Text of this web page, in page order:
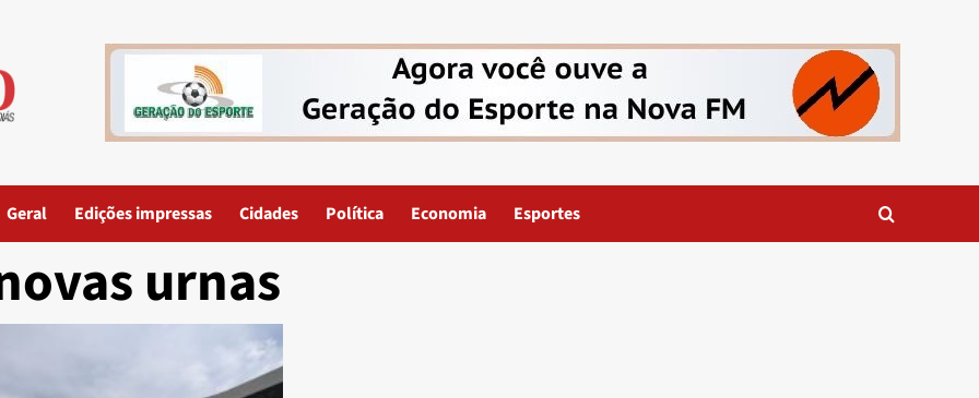
Geral Edições impressas Cidades Política Economia Esportes
urnas